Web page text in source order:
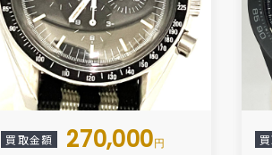
買取金額 270,000円